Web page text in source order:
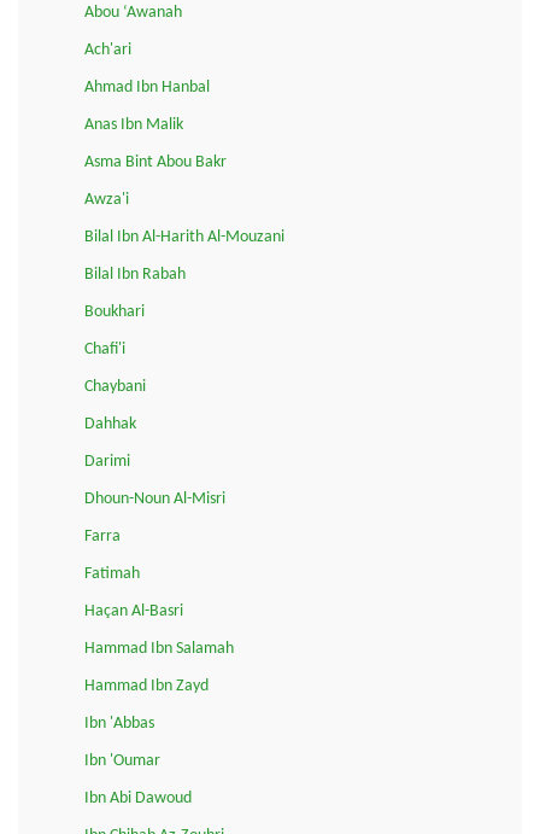
Abou ‘Awanah
Ach'ari
Ahmad Ibn Hanbal
Anas Ibn Malik
Asma Bint Abou Bakr
Awza'i
Bilal Ibn Al-Harith Al-Mouzani
Bilal Ibn Rabah
Boukhari
Chafi'i
Chaybani
Dahhak
Darimi
Dhoun-Noun Al-Misri
Farra
Fatimah
Haçan Al-Basri
Hammad Ibn Salamah
Hammad Ibn Zayd
Ibn 'Abbas
Ibn 'Oumar
Ibn Abi Dawoud